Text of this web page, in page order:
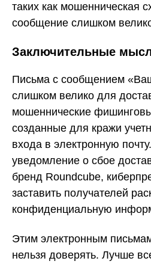
таких как мошенническая
сообщение слишком
Заключительные
Письма с сообщением
слишком велико для
мошеннические
созданные для кражи
входа в электронную
уведомление о сбое
бренд Roundcube,
заставить получателей
конфиденциальную
Этим электронным
нельзя доверять. Лучше